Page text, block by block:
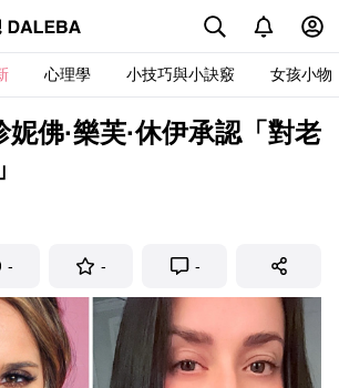
心理學 小技巧與小訣竅 女孩小物
佛·樂芙·休伊承認「對老
- - -